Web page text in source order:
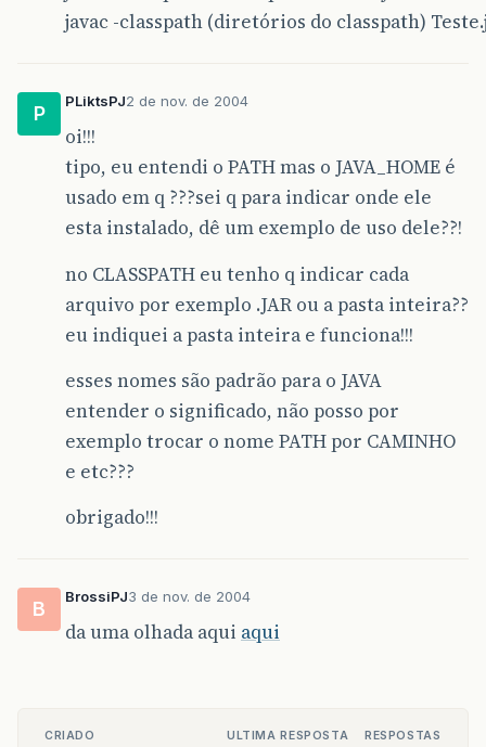
javac -classpath (diretórios do classpath)
P
PLiktsPJ2 de nov. de 2004
oi!!!
tipo, eu entendi o PATH mas o JAVA_HOME é
usado em q ???sei q para indicar onde ele
esta instalado, dê um exemplo de uso dele??!
no CLASSPATH eu tenho q indicar cada
arquivo por exemplo .JAR ou a pasta inteira??
eu indiquei a pasta inteira e funciona!!!
esses nomes são padrão para o JAVA
entender o significado, não posso por
exemplo trocar o nome PATH por CAMINHO
e etc???
obrigado!!!
B
BrossiPJ3 de nov. de 2004
da uma olhada aqui aqui
CRIADO ULTIMA RESPOSTA RESPOSTAS